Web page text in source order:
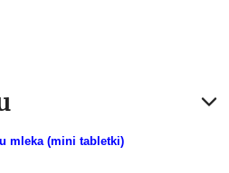
mleka (mini tabletki)